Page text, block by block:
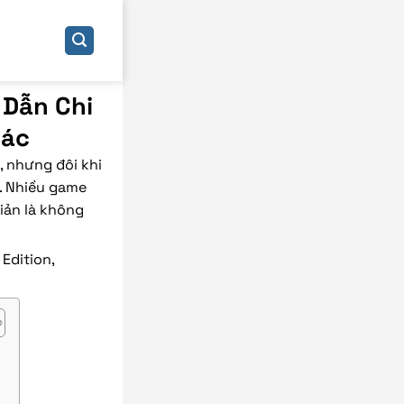
Chi
nhưng đôi khi
game
là không